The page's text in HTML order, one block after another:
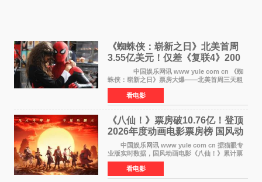
《蜘蛛侠：崭新之日》北美首周
3.55亿美元！仅差《复联4》200
万 影史第二全球开画
中国娱乐网讯 www yule com cn 《蜘
蛛侠：崭新之日》票房大爆——北美首周三天粗
报3 55亿美元，仅比影史最高北美开画《复仇者
联盟4：终局之战》的3 571亿美元少200万出头，
精报调整后仍
看电影
《八仙！》票房破10.76亿！登顶
2026年度动画电影票房榜 国风动
画逆袭暑期档
中国娱乐网讯 www yule com cn 据猫眼专
业版实时数据，国风动画电影《八仙！》累计票
房突破10 76亿元，超过《熊出没·年年有熊》，
暂列2026年度动画影片票房榜冠军。该片自暑期
档登陆院线以
看电影